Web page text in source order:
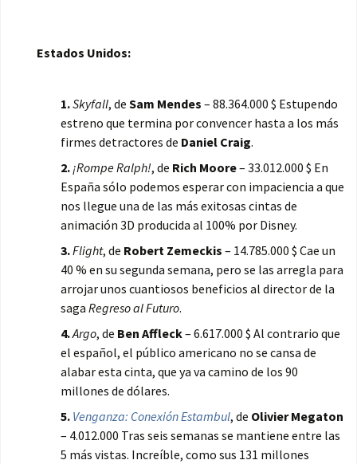
Estados Unidos:
1.Skyfall, de Sam Mendes – 88.364.000 $ Estupendo
estreno que termina por convencer hasta a los más
firmes detractores de Daniel Craig.
2. ¡Rompe Ralph!, de Rich Moore– 33.012.000 $ En
España sólo podemos esperar con impaciencia a que
nos llegue una de las más exitosas cintas de
animación 3D producida al 100% por Disney.
3.Flight, de Robert Zemeckis – 14.785.000 $ Cae un
40 % en su segunda semana, pero se las arregla para
arrojar unos cuantiosos beneficios al director de la
saga Regreso al Futuro.
4.Argo, de Ben Affleck– 6.617.000 $ Al contrario que
el español, el público americano no se cansa de
alabar esta cinta, que ya va camino de los 90
millones de dólares.
5. Venganza: Conexión Estambul, de Olivier Megaton
– 4.012.000 Tras seis semanas se mantiene entre las
5 más vistas. Increíble, como sus 131 millones